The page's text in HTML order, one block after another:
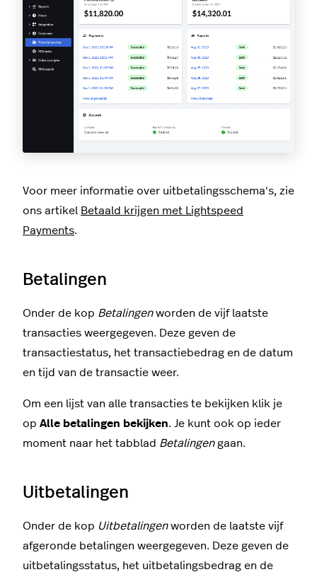
Voor meer informatie over uitbetalingsschema's, zie
ons artikel Betaald krijgen met Lightspeed
Payments.
Betalingen
Onder de kop Betalingenworden de vijf laatste
transacties weergegeven. Deze geven de
transactiestatus, het transactiebedrag en de datum
en tijd van de transactie weer.
Om een lijst van alle transacties te bekijken klik je
op Alle betalingen bekijken. Je kunt ook op ieder
moment naar het tabblad Betalingengaan.
Uitbetalingen
Onder de kop Uitbetalingenworden de laatste vijf
afgeronde betalingen weergegeven. Deze geven de
uitbetalingsstatus, het uitbetalingsbedrag en de